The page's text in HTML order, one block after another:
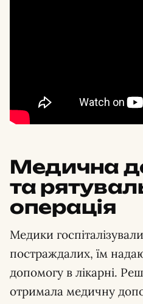
Медична
та
операція
Медики
постраждалих, їм
допомогу в лікарні.
отримала медичну